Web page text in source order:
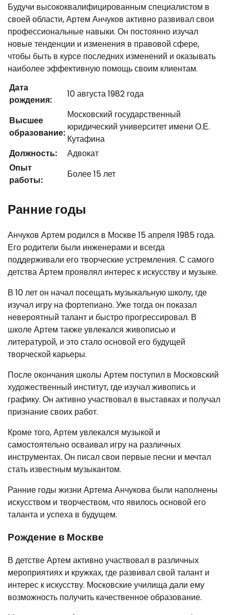
Будучи высококвалифицированным специалистом в
своей области, Артем Анчуков активно развивал свои
профессиональные навыки. Он постоянно изучал
новые тенденции и изменения в правовой сфере,
чтобы быть в курсе последних изменений и оказывать
наиболее эффективную помощь своим клиентам.
Дата
рождения:
10 августа 1982 года
Высшее
образование:
Московский государственный
юридический университет имени О.Е.
Кутафина
Должность:
Адвокат
Опыт
работы:
Более 15 лет
Ранние годы
Анчуков Артем родился в Москве 15 апреля 1985 года.
Его родители были инженерами и всегда
поддерживали его творческие устремления. С самого
детства Артем проявлял интерес к искусству и музыке.
В 10 лет он начал посещать музыкальную школу, где
изучал игру на фортепиано. Уже тогда он показал
невероятный талант и быстро прогрессировал. В
школе Артем также увлекался живописью и
литературой, и это стало основой его будущей
творческой карьеры.
После окончания школы Артем поступил в Московский
художественный институт, где изучал живопись и
графику. Он активно участвовал в выставках и получал
признание своих работ.
Кроме того, Артем увлекался музыкой и
самостоятельно осваивал игру на различных
инструментах. Он писал свои первые песни и мечтал
стать известным музыкантом.
Ранние годы жизни Артема Анчукова были наполнены
искусством и творчеством, что явилось основой его
таланта и успеха в будущем.
Рождение в Москве
В детстве Артем активно участвовал в различных
мероприятиях и кружках, где развивал свой талант и
интерес к искусству. Московские училища дали ему
возможность получить качественное образование.